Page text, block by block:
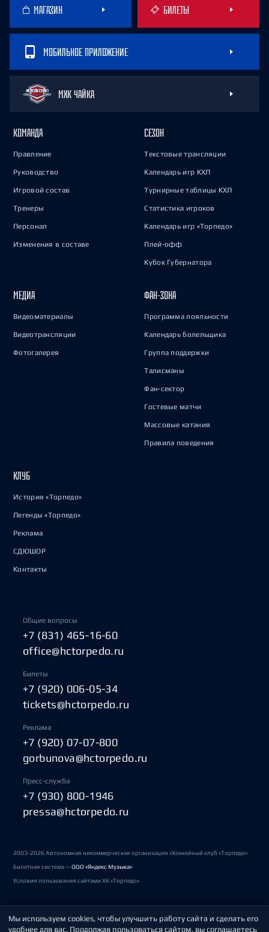
МАГАЗИН БИЛЕТЫ
МОБИЛЬНОЕ ПРИЛОЖЕНИЕ
МХК ЧАЙКА
КОМАНДА
Правление
Руководство
Игровой состав
Тренеры
Персонал
Изменения в составе
СЕЗОН
Текстовые трансляции
Календарь игр КХЛ
Турнирные таблицы КХЛ
Статистика игроков
Календарь игр «Торпедо»
Плей-офф
Кубок Губернатора
МЕДИА
Видеоматериалы
Видеотрансляции
Фотогалерея
ФАН-ЗОНА
Программа лояльности
Календарь болельщика
Группа поддержки
Талисманы
Фан-сектор
Гостевые матчи
Массовые катания
Правила поведения
КЛУБ
История «Торпедо»
Легенды «Торпедо»
Реклама
СДЮШОР
Контакты
Общие вопросы
+7 (831) 465-16-60
office@hctorpedo.ru
Билеты
+7 (920) 006-05-34
tickets@hctorpedo.ru
Реклама
+7 (920) 07-07-800
gorbunova@hctorpedo.ru
Пресс-служба
+7 (930) 800-1946
pressa@hctorpedo.ru
2003-2026 Автономная некоммерческая организация «Хоккейный клуб «Торпедо»
Билетная система —ООО «Яндекс Музыка»
Условия пользования сайтами ХК «Торпедо»
Политика обработки персональных данных
Мы используем cookies, чтобы улучшить работу сайта и сделать его
удобнее для вас. Продолжая пользоваться сайтом, вы соглашаетесь